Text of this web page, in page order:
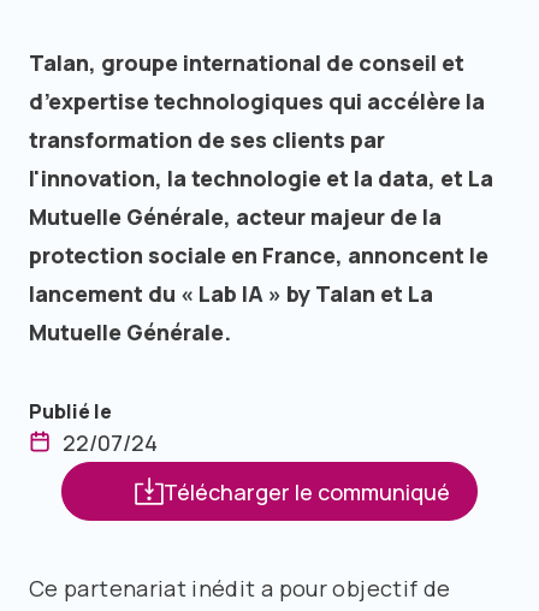
Talan, groupe international de conseil et
d’expertise technologiques qui accélère la
transformation de ses clients par
l'innovation, la technologie et la data, et La
Mutuelle Générale, acteur majeur de la
protection sociale en France, annoncent le
lancement du « Lab IA » by Talan et La
Mutuelle Générale.
Publié le
22/07/24
Télécharger le communiqué
Ce partenariat inédit a pour objectif de